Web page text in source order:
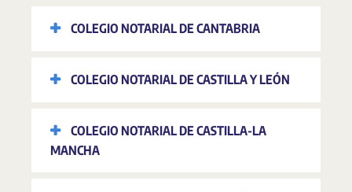
COLEGIO NOTARIAL DE CANTABRIA
COLEGIO NOTARIAL DE CASTILLA Y LEÓN
COLEGIO NOTARIAL DE CASTILLA-LA
MANCHA